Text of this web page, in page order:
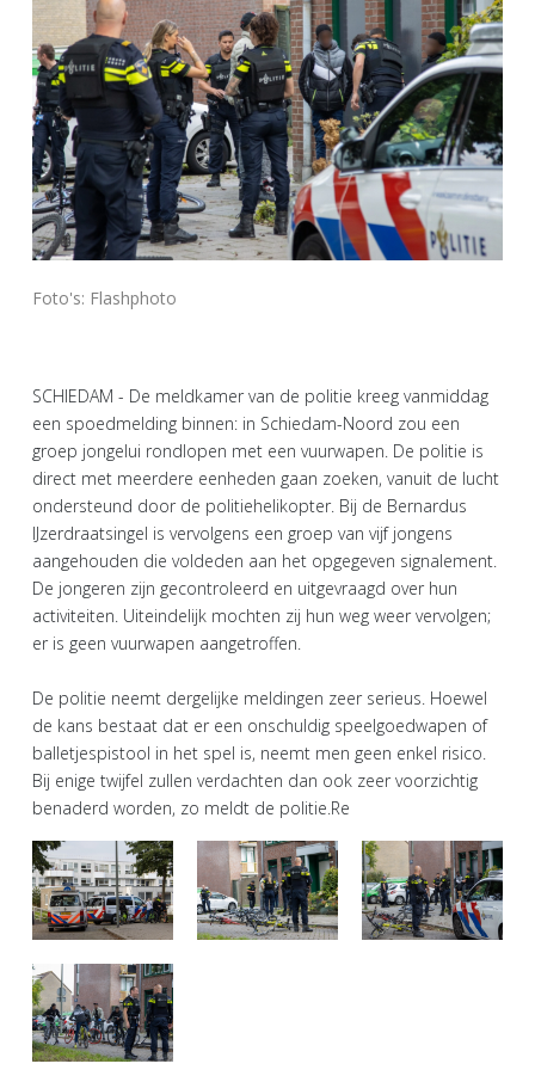
Foto's: Flashphoto
SCHIEDAM - De meldkamer van de politie kreeg vanmiddag
een spoedmelding binnen: in Schiedam-Noord zou een
groep jongelui rondlopen met een vuurwapen. De politie is
direct met meerdere eenheden gaan zoeken, vanuit de lucht
ondersteund door de politiehelikopter. Bij de Bernardus
IJzerdraatsingel is vervolgens een groep van vijf jongens
aangehouden die voldeden aan het opgegeven signalement.
De jongeren zijn gecontroleerd en uitgevraagd over hun
activiteiten. Uiteindelijk mochten zij hun weg weer vervolgen;
er is geen vuurwapen aangetroffen.
De politie neemt dergelijke meldingen zeer serieus. Hoewel
de kans bestaat dat er een onschuldig speelgoedwapen of
balletjespistool in het spel is, neemt men geen enkel risico.
Bij enige twijfel zullen verdachten dan ook zeer voorzichtig
benaderd worden, zo meldt de politie.Re